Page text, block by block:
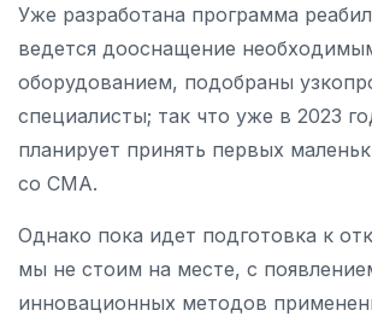
Уже разработана программа
ведется дооснащение
оборудованием, подобраны
специалисты; так что уже в 2023
планирует принять первых
со СМА.
Однако пока идет подготовка к
мы не стоим на месте, с
инновационных методов